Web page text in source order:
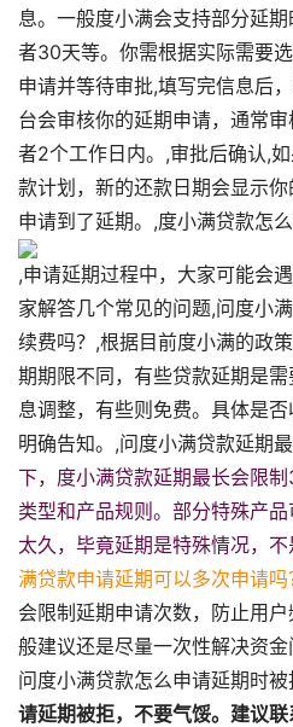
息。一般度小满会支持部分延
者30天等。你需根据实际需要
申请并等待审批,填写完信息后
台会审核你的延期申请，通常
者2个工作日内。,审批后确认,
款计划，新的还款日期会显示
申请到了延期。,度小满贷款怎
,申请延期过程中，大家可能会
家解答几个常见的问题,问度小
续费吗？,根据目前度小满的政
期期限不同，有些贷款延期是
息调整，有些则免费。具体是
明确告知。,问度小满贷款延期
下，度小满贷款延期最长会限
类型和产品规则。部分特殊产
太久，毕竟延期是特殊情况，不
满贷款申请延期可以多次申请吗
会限制延期申请次数，防止用
般建议还是尽量一次性解决资
问度小满贷款怎么申请延期时
请延期被拒，不要气馁。建议